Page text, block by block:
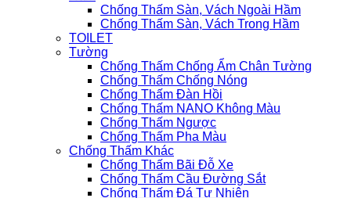
Chống Thấm Sàn, Vách Ngoài Hầm
Chống Thấm Sàn, Vách Trong Hầm
TOILET
Tường
Chống Thấm Chống Ẩm Chân Tường
Chống Thấm Chống Nóng
Chống Thấm Đàn Hồi
Chống Thấm NANO Không Màu
Chống Thấm Ngược
Chống Thấm Pha Màu
Chống Thấm Khác
Chống Thấm Bãi Đỗ Xe
Chống Thấm Cầu Đường Sắt
Chống Thấm Đá Tự Nhiên